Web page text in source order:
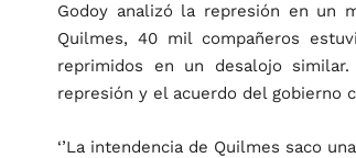
Godoy analizó la represión en un
Quilmes, 40 mil compañeros
reprimidos en un desalojo
represión y el acuerdo del gobierno
‘’La intendencia de Quilmes saco